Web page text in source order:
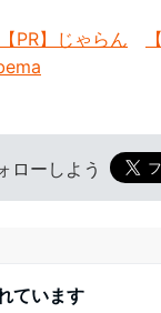
【PR】じゃらん
ローしよう
ています